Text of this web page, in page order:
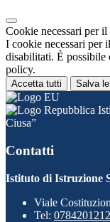
Cookie necessari per
I cookie necessari per
disabilitati. È possibile
policy.
Accetta tutti Salva
Ciusa”
Contatti
Istituto di Istruzione
Viale
Tel: 0784201212